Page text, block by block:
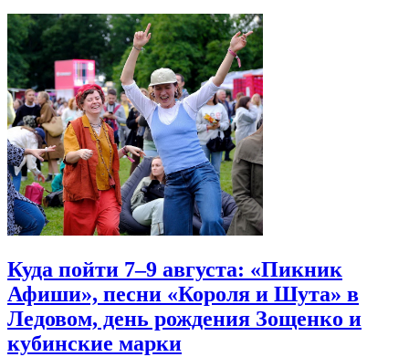
Куда пойти 7–9 августа: «Пикник
Афиши», песни «Короля и Шута» в
Ледовом, день рождения Зощенко и
кубинские марки